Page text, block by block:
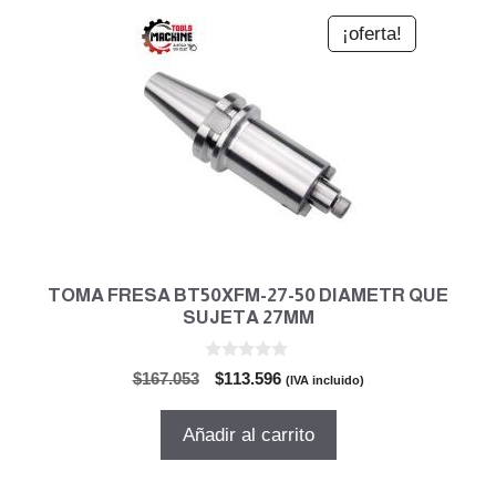
¡oferta!
TOMA FRESA BT50XFM-27-50 DIAMETR QUE
SUJETA 27MM
$167.053
El
original
$113.596El
actual
(IVA incluido)
Añadir al carrito